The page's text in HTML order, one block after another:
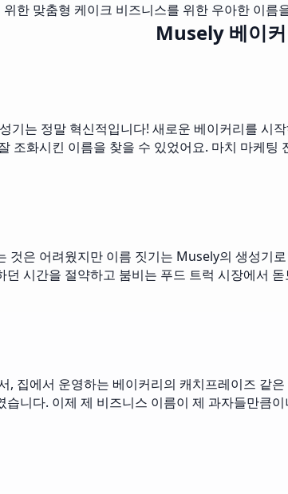
한 맞춤형 케이크 비즈니스를 위한 우아한 이름
Musely 베이
기는 정말 혁신적입니다! 새로운 베이커리를 시
조화시킨 이름을 찾을 수 있었어요. 마치 마케팅
것은 어려웠지만 이름 짓기는 Musely의 생성기
던 시간을 절약하고 붐비는 푸드 트럭 시장에서
, 집에서 운영하는 베이커리의 캐치프레이즈 같
습니다. 이제 제 비즈니스 이름이 제 과자들만큼